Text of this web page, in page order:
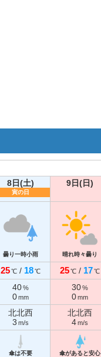
8日(土)
寅の日
9日(日)
曇り一時小雨 晴れ時々曇り
25℃ / 18℃ 25℃ / 17℃
40%
0mm
30%
0mm
北北西
3 m/s
北北西
4m/s
傘は不要 傘があると安心